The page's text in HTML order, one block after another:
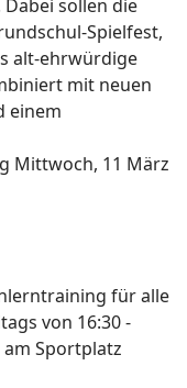
sollen die
Spielfest,
alt-ehrwürdige
mit neuen
einem
Mittwoch, 11 März
für alle
von 16:30 -
Sportplatz